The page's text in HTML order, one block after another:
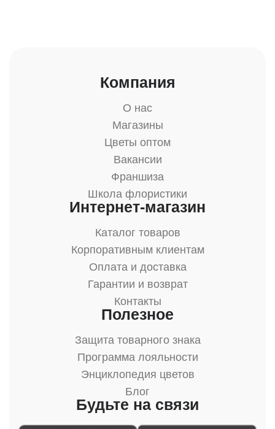
Компания
О нас
Магазины
Цветы оптом
Вакансии
Франшиза
Школа флористики
Интернет-магазин
Каталог товаров
Корпоративным клиентам
Оплата и доставка
Гарантии и возврат
Контакты
Полезное
Защита товарного знака
Программа лояльности
Энциклопедия цветов
Блог
Будьте на связи